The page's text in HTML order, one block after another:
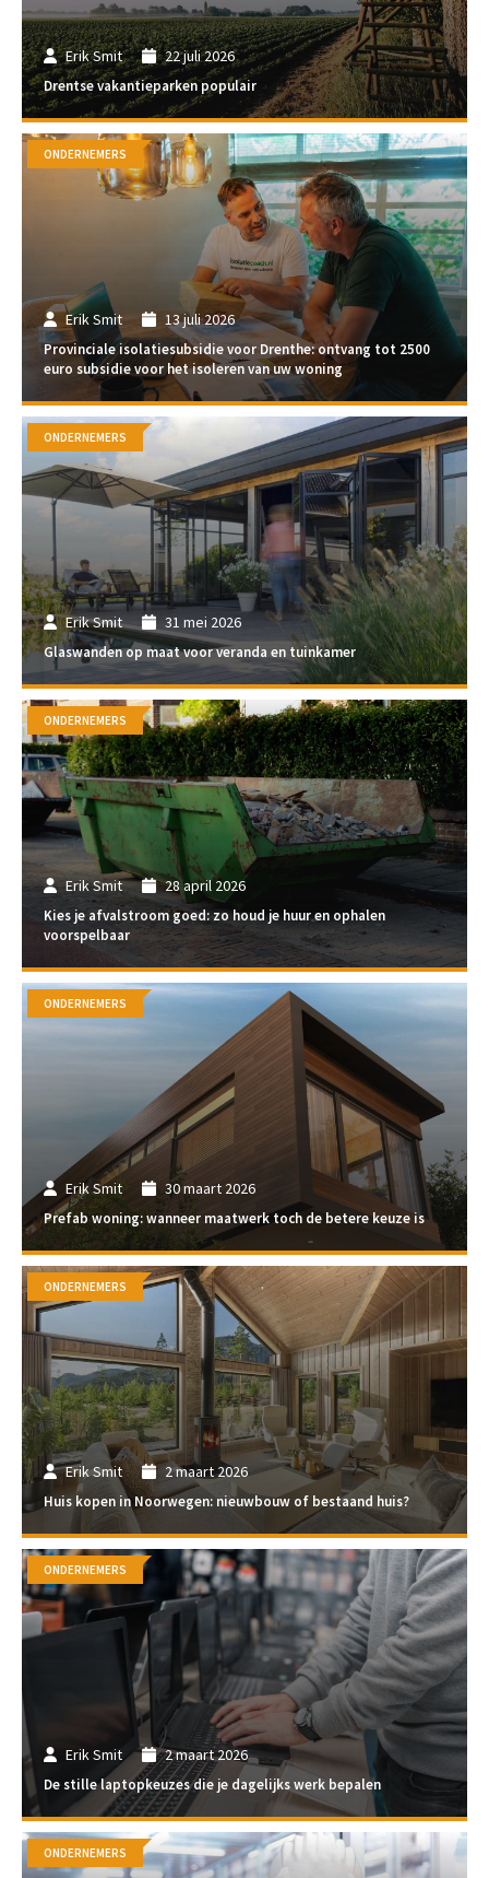
Erik Smit 22 juli 2026
Drentse vakantieparken populair
Erik Smit 13 juli 2026
Provinciale isolatiesubsidie voor Drenthe: ontvang tot 2500
euro subsidie voor het isoleren van uw woning
ONDERNEMERS
Erik Smit 31 mei 2026
Glaswanden op maat voor veranda en tuinkamer
ONDERNEMERS
Erik Smit 28 april 2026
Kies je afvalstroom goed: zo houd je huur en ophalen
voorspelbaar
ONDERNEMERS
Erik Smit 30 maart 2026
Prefab woning: wanneer maatwerk toch de betere keuze is
ONDERNEMERS
Erik Smit 2 maart 2026
Huis kopen in Noorwegen: nieuwbouw of bestaand huis?
ONDERNEMERS
Erik Smit 2 maart 2026
De stille laptopkeuzes die je dagelijks werk bepalen
ONDERNEMERS
ONDERNEMERS